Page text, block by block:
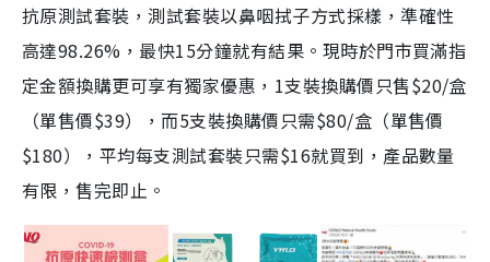
抗原測試套裝，測試套裝以鼻咽拭子方式採樣，準確性
高達98.26%，最快15分鐘就有結果。現時於門市買滿指
定金額換購更可享有獨家優惠，1支裝換購價只售$20/盒
（單售價$39），而5支裝換購價只需$80/盒（單售價
$180），平均每支測試套裝只需$16就買到，產品數量
有限，售完即止。